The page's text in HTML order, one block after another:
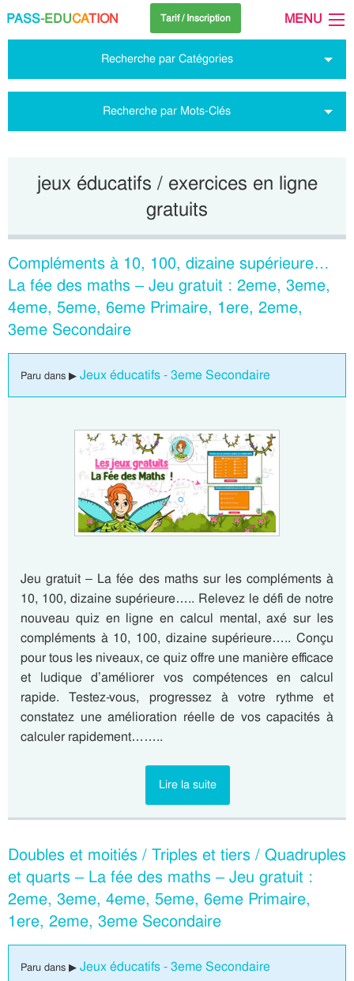
PASS-EDUCATION Tarif / Inscription MENU
Recherche par Catégories
Recherche par Mots-Clés
jeux éducatifs / exercices en ligne
gratuits
Compléments à 10, 100, dizaine supérieure…
La fée des maths – Jeu gratuit : 2eme, 3eme,
4eme, 5eme, 6eme Primaire, 1ere, 2eme,
3eme Secondaire
Paru dans ▶ Jeux éducatifs - 3eme Secondaire
Jeu gratuit – La fée des maths sur les compléments à
10, 100, dizaine supérieure….. Relevez le défi de notre
nouveau quiz en ligne en calcul mental, axé sur les
compléments à 10, 100, dizaine supérieure….. Conçu
pour tous les niveaux, ce quiz offre une manière efficace
et ludique d’améliorer vos compétences en calcul
rapide. Testez-vous, progressez à votre rythme et
constatez une amélioration réelle de vos capacités à
calculer rapidement……..
Lire la suite
Doubles et moitiés / Triples et tiers / Quadruples
et quarts – La fée des maths – Jeu gratuit :
2eme, 3eme, 4eme, 5eme, 6eme Primaire,
1ere, 2eme, 3eme Secondaire
Paru dans ▶ Jeux éducatifs - 3eme Secondaire